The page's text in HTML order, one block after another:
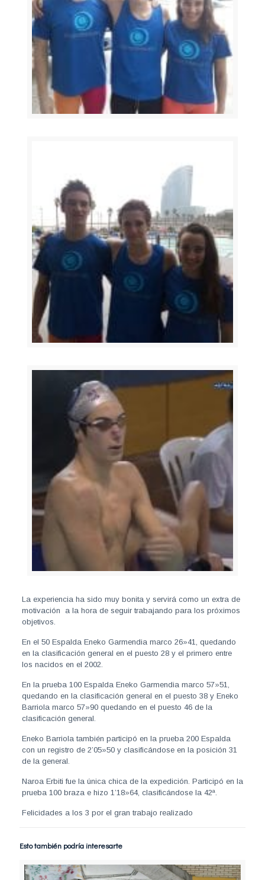
La experiencia ha sido muy bonita y servirá como un extra de
motivación a la hora de seguir trabajando para los próximos
objetivos.
En el 50 Espalda Eneko Garmendia marco 26»41, quedando
en la clasificación general en el puesto 28 y el primero entre
los nacidos en el 2002.
En la prueba 100 Espalda Eneko Garmendia marco 57»51,
quedando en la clasificación general en el puesto 38 y Eneko
Barriola marco 57»90 quedando en el puesto 46 de la
clasificación general.
Eneko Barriola también participó en la prueba 200 Espalda
con un registro de 2’05»50 y clasificándose en la posición 31
de la general.
Naroa Erbiti fue la única chica de la expedición. Participó en la
prueba 100 braza e hizo 1’18»64, clasificándose la 42ª.
Felicidades a los 3 por el gran trabajo realizado
Esto también podría interesarte